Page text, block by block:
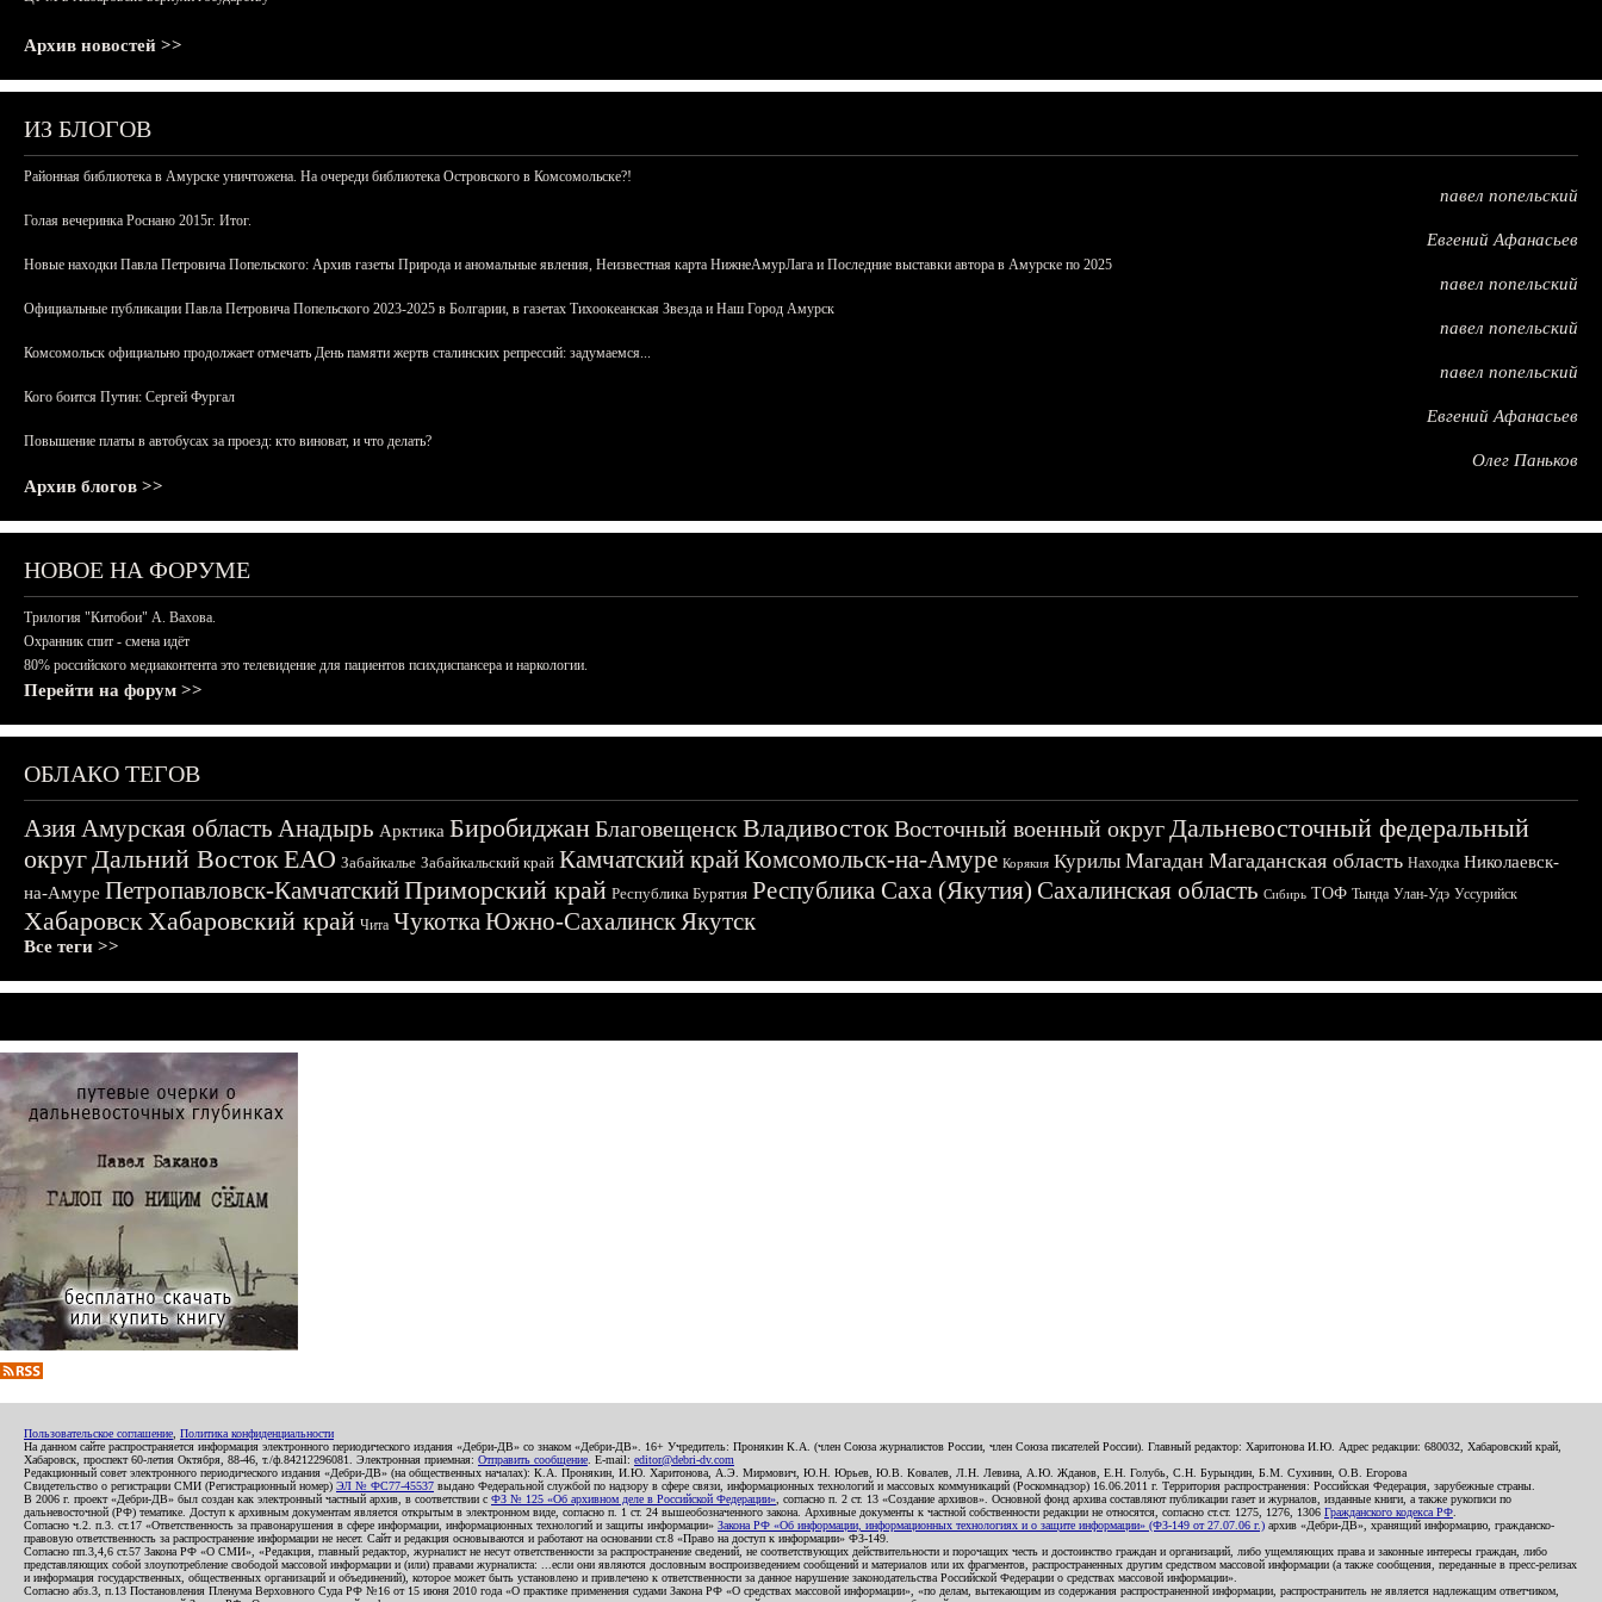
Архив новостей >>
ИЗ БЛОГОВ
Районная библиотека в Амурске уничтожена. На очереди библиотека Островского в Комсомольске?!
павел попельский
Голая вечеринка Роснано 2015г. Итог.
Евгений Афанасьев
Новые находки Павла Петровича Попельского: Архив газеты Природа и аномальные явления, Неизвестная карта НижнеАмурЛага и Последние выставки автора в Амурске по 2025
павел попельский
Официальные публикации Павла Петровича Попельского 2023-2025 в Болгарии, в газетах Тихоокеанская Звезда и Наш Город Амурск
павел попельский
Комсомольск официально продолжает отмечать День памяти жертв сталинских репрессий: задумаемся...
павел попельский
Кого боится Путин: Сергей Фургал
Евгений Афанасьев
Повышение платы в автобусах за проезд: кто виноват, и что делать?
Олег Паньков
Архив блогов >>
НОВОЕ НА ФОРУМЕ
Трилогия "Китобои" А. Вахова.
Охранник спит - смена идёт
80% российского медиаконтента это телевидение для пациентов психдиспансера и наркологии.
Перейти на форум >>
ОБЛАКО ТЕГОВ
АзияАмурская область Анадырь Арктика БиробиджанБлаговещенскВладивостокВосточный военный округДальневосточный федеральный
округДальний ВостокЕАО Забайкалье Забайкальский край Камчатский крайКомсомольск-на-Амуре Корякия Курилы Магадан Магаданская область Находка Николаевск-
на-Амуре Петропавловск-КамчатскийПриморский край Республика Бурятия Республика Саха (Якутия) Сахалинская область Сибирь ТОФ Тында Улан-Удэ Уссурийск
ХабаровскХабаровский край Чита ЧукоткаЮжно-СахалинскЯкутск
Все теги >>
Пользовательское соглашение Политика конфиденциальности
На данном сайте распространяется информация электронного периодического издания «Дебри-ДВ» со знаком «Дебри-ДВ». 16+ Учредитель: Пронякин К.А. (член Союза журналистов России, член Союза писателей России). Главный редактор: Харитонова И.Ю. Адрес редакции: 680032, Хабаровский край,
Хабаровск, проспект 60-летия Октября, 88-46, т./ф.84212296081. Электронная приемная: Отправить сообщение . E-mail: editor@debri-dv.com
Редакционный совет электронного периодического издания «Дебри-ДВ» (на общественных началах): К.А. Пронякин, И.Ю. Харитонова, А.Э. Мирмович, Ю.Н. Юрьев, Ю.В. Ковалев, Л.Н. Левина, А.Ю. Жданов, Е.Н. Голубь, С.Н. Бурындин, Б.М. Сухинин, О.В. Егорова
Свидетельство о регистрации СМИ (Регистрационный номер) ЭЛ № ФС77-45537 выдано Федеральной службой по надзору в сфере связи, информационных технологий и массовых коммуникаций (Роскомнадзор) 16.06.2011 г. Территория распространения: Российская Федерация, зарубежные страны.
В 2006 г. проект «Дебри-ДВ» был создан как электронный частный архив, в соответствии с ФЗ № 125 «Об архивном деле в Российской Федерации» , согласно п. 2 ст. 13 «Создание архивов». Основной фонд архива составляют публикации газет и журналов, изданные книги, а также рукописи по
дальневосточной (РФ) тематике. Доступ к архивным документам является открытым в электронном виде, согласно п. 1 ст. 24 вышеобозначенного закона. Архивные документы к частной собственности редакции не относятся, согласно ст.ст. 1275, 1276, 1306 Гражданского кодекса РФ
Согласно ч.2. п.3. ст.17 «Ответственность за правонарушения в сфере информации, информационных технологий и защиты информации» Закона РФ «Об информации, информационных технологиях и о защите информации» (ФЗ-149 от 27.07.06 г.) архив «Дебри-ДВ», хранящий информацию, гражданско-
правовую ответственность за распространение информации не несет. Сайт и редакция основываются и работают на основании ст.8 «Право на доступ к информации» ФЗ-149.
Согласно пп.3,4,6 ст.57 Закона РФ «О СМИ», «Редакция, главный редактор, журналист не несут ответственности за распространение сведений, не соответствующих действительности и порочащих честь и достоинство граждан и организаций, либо ущемляющих права и законные интересы граждан, либо
представляющих собой злоупотребление свободой массовой информации и (или) правами журналиста: ...если они являются дословным воспроизведением сообщений и материалов или их фрагментов, распространенных другим средством массовой информации (а также сообщения, переданные в пресс-релизах
и информация государственных, общественных организаций и объединений), которое может быть установлено и привлечено к ответственности за данное нарушение законодательства Российской Федерации о средствах массовой информации».
Согласно абз.3, п.13 Постановления Пленума Верховного Суда РФ №16 от 15 июня 2010 года «О практике применения судами Закона РФ «О средствах массовой информации», «по делам, вытекающим из содержания распространенной информации, распространитель не является надлежащим ответчиком,